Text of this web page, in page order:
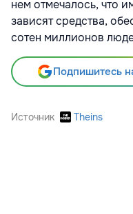
нем отмечалось, что
зависят средства,
сотен миллионов
Подпишитесь
Источник Theins